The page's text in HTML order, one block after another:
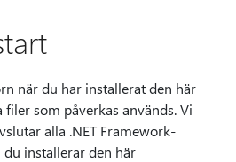
när du har installerat den här
som påverkas används. Vi
alla .NET Framework-
installerar den här